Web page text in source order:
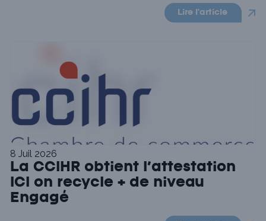
Lire l'article
8 Juil 2026
La CCIHR obtient l’attestation
ICI on recycle + de niveau
Engagé